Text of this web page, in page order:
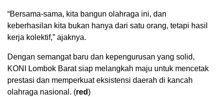
“Bersama-sama, kita bangun olahraga ini, dan
keberhasilan kita bukan hanya dari satu orang, tetapi hasil
kerja kolektif,” ajaknya.
Dengan semangat baru dan kepengurusan yang solid,
KONI Lombok Barat siap melangkah maju untuk mencetak
prestasi dan memperkuat eksistensi daerah di kancah
olahraga nasional. (red )